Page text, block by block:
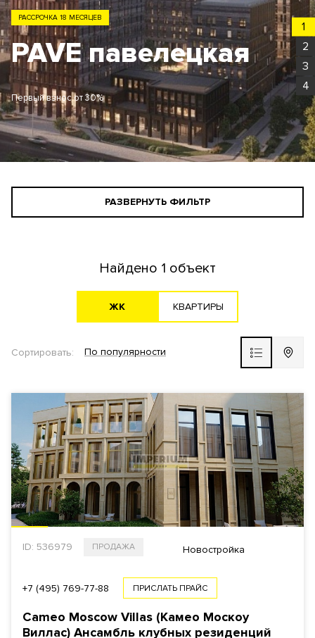
1
2
3
4
РАССРОЧКА 18 МЕСЯЦЕВ
PAVE павелецкая
Первый взнос от 30%
РАЗВЕРНУТЬ ФИЛЬТР
ЖК ВЫБОР
РАЙОН
ВЫБРАТЬ НА КАРТЕ
СТОИМОСТЬ
Общая За 1 м²
Найдено 1 объект
ЖK KВАРТИРЫ
Сортировать: По популярности
ID: 536979 ПРОДАЖА Новостройка
+7 (495) 769-77-88 ПРИСЛАТЬ ПРАЙС
Cameo Moscow Villas (Камео Москоу
Виллас) Ансамбль клубных резиденций